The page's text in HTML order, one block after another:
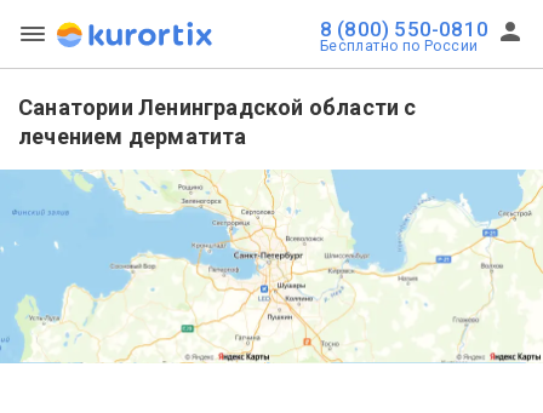
8 (800) 550-0810
Бесплатно по России
Санатории Ленинградской области с
лечением дерматита